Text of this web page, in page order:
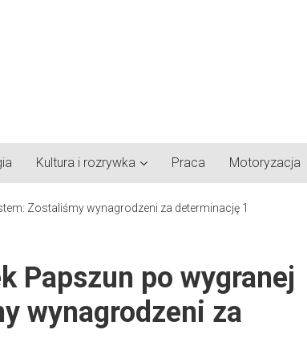
Kultura i rozrywka Praca Motoryzacja
Papszun po wygranej
wynagrodzeni za